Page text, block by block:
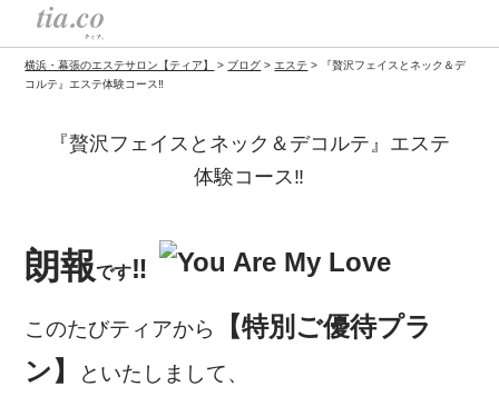
横浜・幕張のエステサロン【ティア】 > ブログ > エステ >
『贅沢フェイスとネック＆デ
コルテ』エステ体験コース‼
『贅沢フェイスとネック＆デコルテ』エステ
体験コース‼
朗報です‼
このたびティアから
【特別ご優待プラ
ン】
といたしまして、